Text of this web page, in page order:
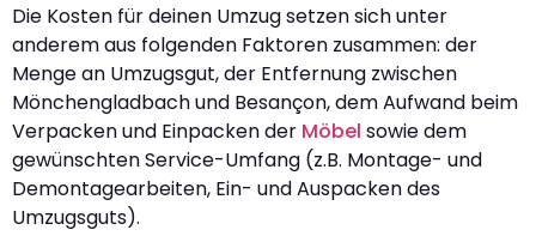
Die Kosten für deinen Umzug setzen sich unter
anderem aus folgenden Faktoren zusammen: der
Menge an Umzugsgut, der Entfernung zwischen
Mönchengladbach und Besançon, dem Aufwand beim
Verpacken und Einpacken der Möbel sowie dem
gewünschten Service-Umfang (z.B. Montage- und
Demontagearbeiten, Ein- und Auspacken des
Umzugsguts).